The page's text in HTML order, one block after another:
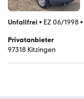
Unfallfrei • EZ 06/1998•
Privatanbieter
97318 Kitzingen